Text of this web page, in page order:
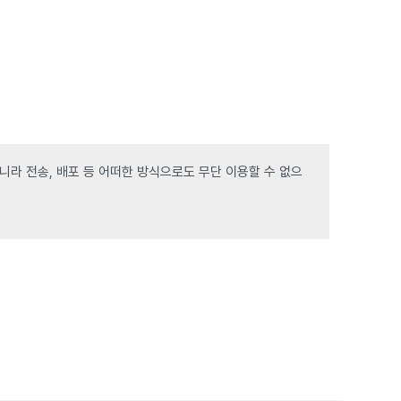
라 전송, 배포 등 어떠한 방식으로도 무단 이용할 수 없으